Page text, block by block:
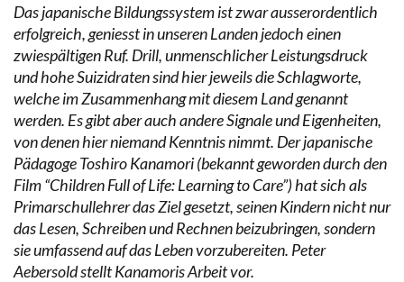
Das japanische Bildungssystem ist zwar ausserordentlich
erfolgreich, geniesst in unseren Landen jedoch einen
zwiespältigen Ruf. Drill, unmenschlicher Leistungsdruck
und hohe Suizidraten sind hier jeweils die Schlagworte,
welche im Zusammenhang mit diesem Land genannt
werden. Es gibt aber auch andere Signale und Eigenheiten,
von denen hier niemand Kenntnis nimmt. Der japanische
Pädagoge Toshiro Kanamori (bekannt geworden durch den
Film “Children Full of Life: Learning to Care”) hat sich als
Primarschullehrer das Ziel gesetzt, seinen Kindern nicht nur
das Lesen, Schreiben und Rechnen beizubringen, sondern
sie umfassend auf das Leben vorzubereiten. Peter
Aebersold stellt Kanamoris Arbeit vor.